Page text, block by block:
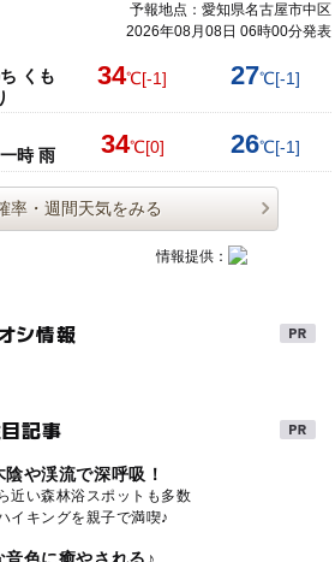
予報地点：愛知県名古屋市中区
2026年08月08日 06時00分発表
くも
34℃[-1] 27℃[-1]
時 雨 34℃[0] 26℃[-1]
率・週間天気をみる
情報提供：
シ情報
記事
陰や渓流で深呼吸！
近い森林浴スポットも多数
イキングを親子で満喫♪